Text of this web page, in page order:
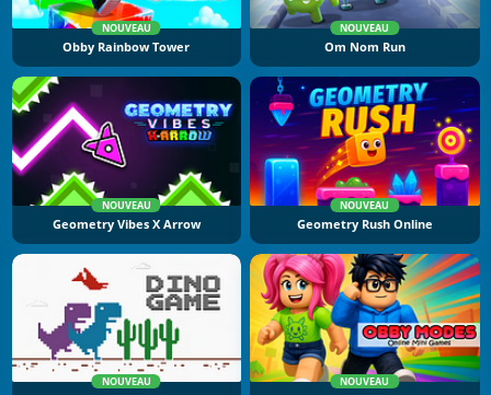
NOUVEAU
Obby Rainbow Tower
NOUVEAU
Om Nom Run
NOUVEAU
Geometry Vibes X Arrow
NOUVEAU
Geometry Rush Online
NOUVEAU NOUVEAU